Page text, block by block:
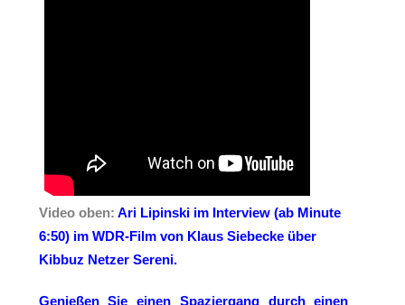
Video oben: Ari Lipinski im Interview (ab Minute
6:50) im WDR-Film von Klaus Siebecke über
Kibbuz Netzer Sereni.
Genießen Sie einen Spaziergang durch einen